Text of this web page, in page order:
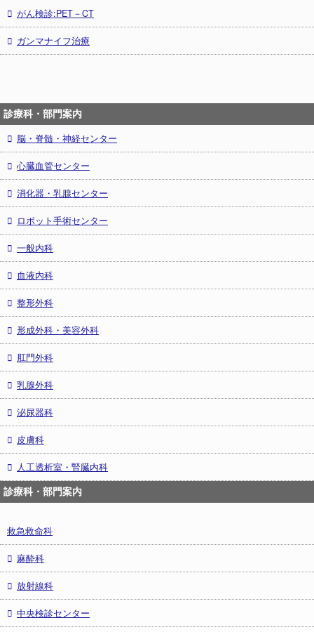
がん検診:PET－CT
ガンマナイフ治療
診療科・部門案内
脳・脊髄・神経センター
心臓血管センター
消化器・乳腺センター
ロボット手術センター
一般内科
血液内科
整形外科
形成外科・美容外科
肛門外科
乳腺外科
泌尿器科
皮膚科
人工透析室・腎臓内科
診療科・部門案内
救急救命科
麻酔科
放射線科
中央検診センター